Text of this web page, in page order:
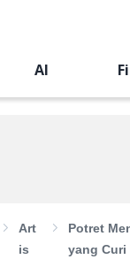
AI
Art
Is
Potret
yang Curi